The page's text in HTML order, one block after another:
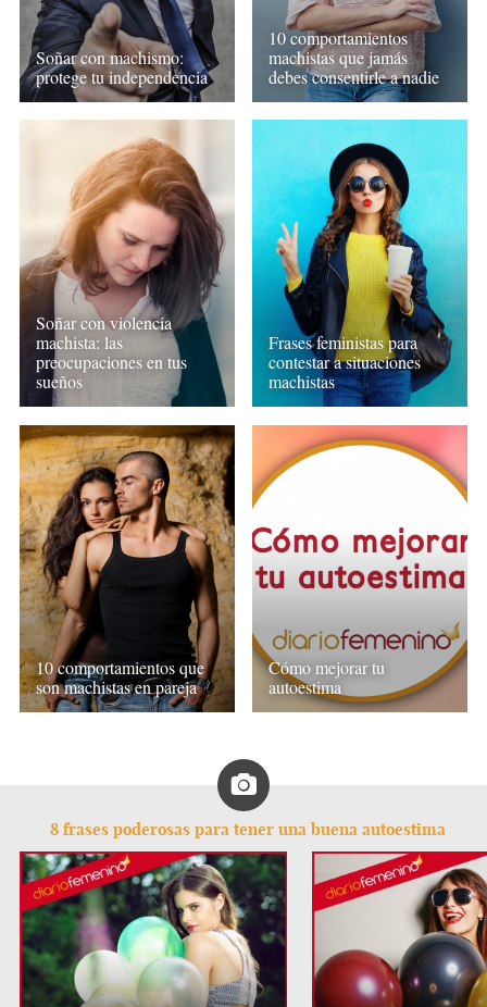
Soñar con machismo:
protege tu independencia
10 comportamientos
machistas que jamás
debes consentirle a nadie
Soñar con violencia
machista: las
preocupaciones en tus
sueños
Frases feministas para
contestar a situaciones
machistas
10 comportamientos que
son machistas en pareja
Cómo mejorar tu
autoestima
8 frases poderosas para tener una buena autoestima